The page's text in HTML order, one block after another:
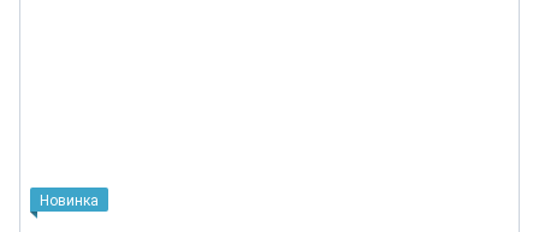
Новинка